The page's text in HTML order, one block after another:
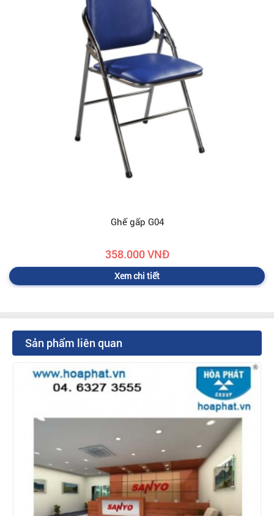
Ghế gấp G04
358.000 VNĐ
Xem chi tiết
Sản phẩm liên quan